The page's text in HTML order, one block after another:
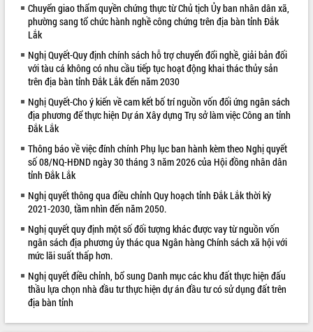
Lễ truy điệu và an táng hài cốt liệt sĩ
tại Nghĩa trang Liệt sĩ xã Sơn Hòa
Bàn giải pháp tháo gỡ khó khăn trong
xuất khẩu sầu riêng và triển khai quy
định EUDR
Thứ trưởng Bộ Nông nghiệp và Môi
trường Nguyễn Hoàng Hiệp khảo sát
vùng trồng và doanh nghiệp đóng gói
sầu riêng tại Đắk Lắk
Trình diễn nghệ thuật chế biến các
món ăn từ sầu riêng
tiến đầu tư tỉnh
Ngành cá ngừ Đắk Lắk chủ động thích
ứng để giữ vững thị trường xuất khẩu
Diễn đàn Kinh tế tư nhân Việt Nam đột
phá cơ chế - Hợp tác công tư
Đề án 06 tạo bước ngoặt đột phá trong
cải cách hành chính tỉnh Đắk Lắk
Kết nối tour, đẩy mạnh chuyển đổi số
để phát triển du lịch Đắk Lắk
ALBUM ẢNH
Chuyển giao thẩm quyền chứng thực từ Chủ tịch Ủy ban nhân dân xã,
phường sang tổ chức hành nghề công chứng trên địa bàn tỉnh Đắk
Lắk
Nghị Quyết-Quy định chính sách hỗ trợ chuyển đổi nghề, giải bản đối
với tàu cá không có nhu cầu tiếp tục hoạt động khai thác thủy sản
trên địa bàn tỉnh Đắk Lắk đến năm 2030
Nghị Quyết-Cho ý kiến về cam kết bố trí nguồn vốn đối ứng ngân sách
địa phương để thực hiện Dự án Xây dựng Trụ sở làm việc Công an tỉnh
Đắk Lắk
Thông báo về việc đính chính Phụ lục ban hành kèm theo Nghị quyết
số 08/NQ-HĐND ngày 30 tháng 3 năm 2026 của Hội đồng nhân dân
tỉnh Đắk Lắk
Nghị quyết thông qua điều chỉnh Quy hoạch tỉnh Đắk Lắk thời kỳ
2021-2030, tầm nhìn đến năm 2050.
Nghị quyết quy định một số đối tượng khác được vay từ nguồn vốn
ngân sách địa phương ủy thác qua Ngân hàng Chính sách xã hội với
mức lãi suất thấp hơn.
Nghị quyết điều chỉnh, bổ sung Danh mục các khu đất thực hiện đấu
thầu lựa chọn nhà đầu tư thực hiện dự án đầu tư có sử dụng đất trên
địa bàn tỉnh